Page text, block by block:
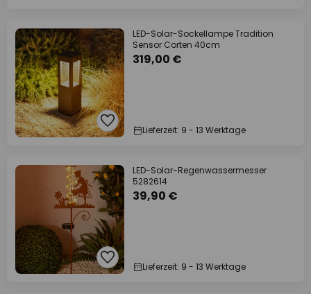
LED-Solar-Sockellampe Tradition
Sensor Corten 40cm
319,00 €
Lieferzeit: 9 - 13 Werktage
LED-Solar-Regenwassermesser
5282614
39,90 €
Lieferzeit: 9 - 13 Werktage